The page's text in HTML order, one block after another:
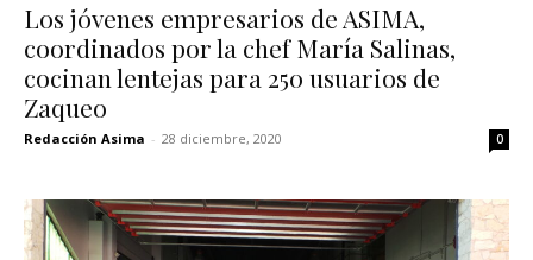
Los jóvenes empresarios de ASIMA,
coordinados por la chef María Salinas,
cocinan lentejas para 250 usuarios de
Zaqueo
Redacción Asima - 28 diciembre, 2020 0